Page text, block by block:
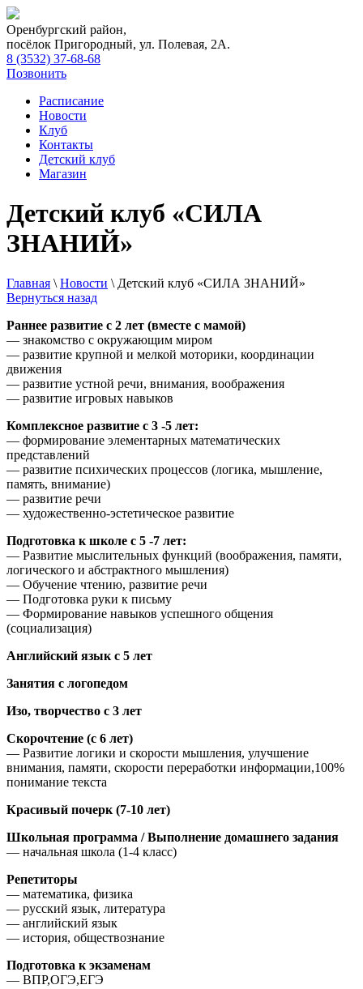
Оренбургский район,
посёлок Пригородный, ул. Полевая, 2А.
8 (3532) 37-68-68
Позвонить
Расписание
Новости
Клуб
Контакты
Детский клуб
Магазин
Детский клуб «СИЛА
ЗНАНИЙ»
Главная \ Новости \ Детский клуб «СИЛА ЗНАНИЙ»
Вернуться назад
Раннее развитие с 2 лет (вместе с мамой)
— знакомство с окружающим миром
— развитие крупной и мелкой моторики, координации
движения
— развитие устной речи, внимания, воображения
— развитие игровых навыков
Комплексное развитие с 3 -5 лет:
— формирование элементарных математических
представлений
— развитие психических процессов (логика, мышление,
память, внимание)
— развитие речи
— художественно-эстетическое развитие
Подготовка к школе с 5 -7 лет:
— Развитие мыслительных функций (воображения, памяти,
логического и абстрактного мышления)
— Обучение чтению, развитие речи
— Подготовка руки к письму
— Формирование навыков успешного общения
(социализация)
Английский язык с 5 лет
Занятия с логопедом
Изо, творчество с 3 лет
Скорочтение (с 6 лет)
— Развитие логики и скорости мышления, улучшение
внимания, памяти, скорости переработки информации,100%
понимание текста
Красивый почерк (7-10 лет)
Школьная программа / Выполнение домашнего задания
— начальная школа (1-4 класс)
Репетиторы
— математика, физика
— русский язык, литература
— английский язык
— история, обществознание
Подготовка к экзаменам
— ВПР,ОГЭ,ЕГЭ